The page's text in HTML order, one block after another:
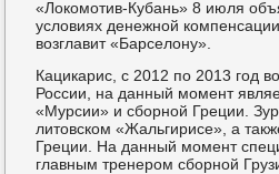
«Локомотив-Кубань» 8 июля
условиях денежной
возглавит «Барселону».
Кацикарис, с 2012 по 2013 год
России, на данный момент
«Мурсии» и сборной Греции.
литовском «Жальгирисе», а
Греции. На данный момент
главным тренером сборной